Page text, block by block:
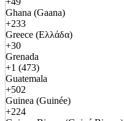
Ghana (Gaana)
+233
Greece (Ελλάδα)
+30
Grenada
+1 (473)
Guatemala
+502
Guinea (Guinée)
+224